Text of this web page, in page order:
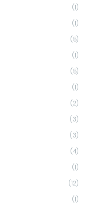
(1)
(1)
(5)
(1)
(5)
(1)
(2)
(3)
(3)
(4)
(1)
(12)
(1)